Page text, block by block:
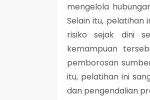
mengelola
Selain itu,
risiko sejak dini
kemampuan
pemborosan
itu, pelatihan ini
dan pengendalian